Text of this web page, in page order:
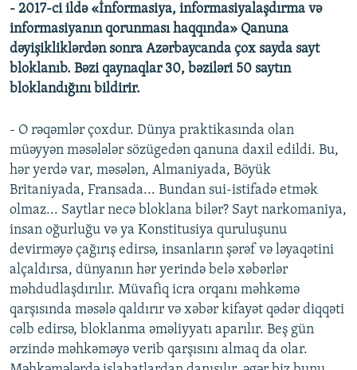
- 2017-ci ildə «İnformasiya, informasiyalaşdırma və
informasiyanın qorunması haqqında» Qanuna
dəyişikliklərdən sonra Azərbaycanda çox sayda sayt
bloklanıb. Bəzi qaynaqlar 30, bəziləri 50 saytın
bloklandığını bildirir.
- O rəqəmlər çoxdur. Dünya praktikasında olan
müəyyən məsələlər sözügedən qanuna daxil edildi. Bu,
hər yerdə var, məsələn, Almaniyada, Böyük
Britaniyada, Fransada... Bundan sui-istifadə etmək
olmaz... Saytlar necə bloklana bilər? Sayt narkomaniya,
insan oğurluğu və ya Konstitusiya quruluşunu
devirməyə çağırış edirsə, insanların şərəf və ləyaqətini
alçaldırsa, dünyanın hər yerində belə xəbərlər
məhdudlaşdırılır. Müvafiq icra orqanı məhkəmə
qarşısında məsələ qaldırır və xəbər kifayət qədər diqqəti
cəlb edirsə, bloklanma əməliyyatı aparılır. Beş gün
ərzində məhkəməyə verib qarşısını almaq da olar.